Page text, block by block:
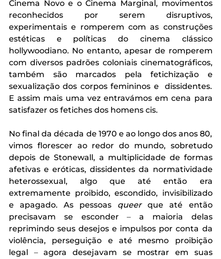
Cinema Novo e o Cinema Marginal, movimentos
reconhecidos por serem disruptivos,
experimentais e romperem com as construções
estéticas e políticas do cinema clássico
hollywoodiano. No entanto, apesar de romperem
com diversos padrões coloniais cinematográficos,
também são marcados pela fetichização e
sexualização dos corpos femininos e  dissidentes.
E assim mais uma vez entravámos em cena para
satisfazer os fetiches dos homens cis.
No final da década de 1970 e ao longo dos anos 80,
vimos florescer ao redor do mundo, sobretudo
depois de Stonewall, a multiplicidade de formas
afetivas e eróticas, dissidentes da normatividade
heterossexual, algo que até então era
extremamente proibido, escondido, invisibilizado
e apagado. As pessoas queer que até então
precisavam se esconder – a maioria delas
reprimindo seus desejos e impulsos por conta da
violência, perseguição e até mesmo proibição
legal – agora desejavam se mostrar em suas